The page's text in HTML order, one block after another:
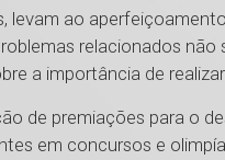
levam ao
relacionados
a importância de
de premiações para o
em concursos e